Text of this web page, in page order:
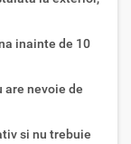
inainte de 10
nevoie de
si nu trebuie